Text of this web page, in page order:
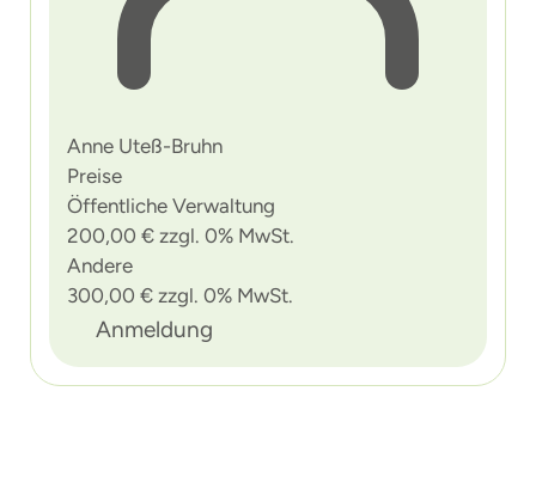
Anne Uteß-Bruhn
Preise
Öffentliche Verwaltung
200,00 € zzgl. 0% MwSt.
Andere
300,00 € zzgl. 0% MwSt.
Anmeldung